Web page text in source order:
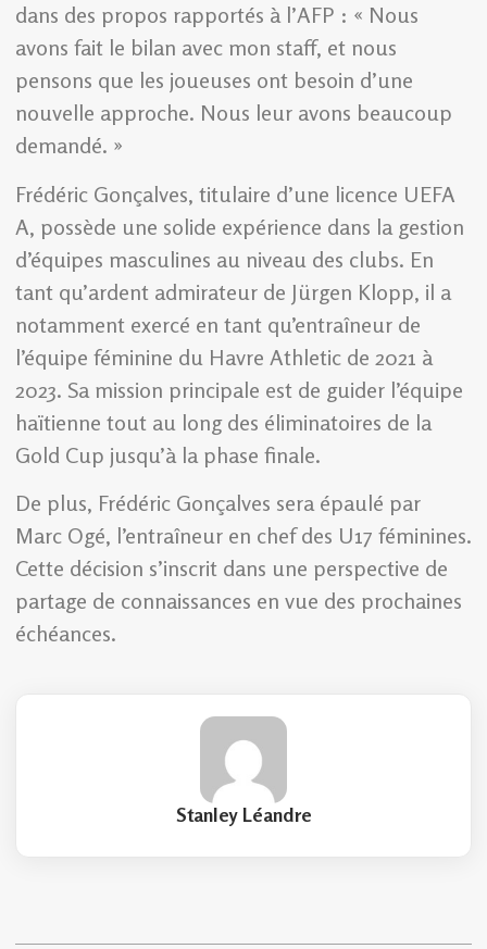
dans des propos rapportés à l’AFP : « Nous
avons fait le bilan avec mon staff, et nous
pensons que les joueuses ont besoin d’une
nouvelle approche. Nous leur avons beaucoup
demandé. »
Frédéric Gonçalves, titulaire d’une licence UEFA
A, possède une solide expérience dans la gestion
d’équipes masculines au niveau des clubs. En
tant qu’ardent admirateur de Jürgen Klopp, il a
notamment exercé en tant qu’entraîneur de
l’équipe féminine du Havre Athletic de 2021 à
2023. Sa mission principale est de guider l’équipe
haïtienne tout au long des éliminatoires de la
Gold Cup jusqu’à la phase finale.
De plus, Frédéric Gonçalves sera épaulé par
Marc Ogé, l’entraîneur en chef des U17 féminines.
Cette décision s’inscrit dans une perspective de
partage de connaissances en vue des prochaines
échéances.
Stanley Léandre